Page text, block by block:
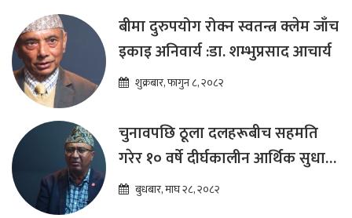
बीमा दुरुपयोग रोक्न स्वतन्त्र क्लेम जाँच
इकाइ अनिवार्य :डा. शम्भुप्रसाद आचार्य
शुक्रबार, फागुन ८, २०८२
चुनावपछि ठूला दलहरूबीच सहमति
गरेर १० वर्षे दीर्घकालीन आर्थिक सुधार
कार्यक्रम ल्याउनुपर्छ : हेमराज ढकाल
बुधबार, माघ २८, २०८२